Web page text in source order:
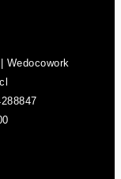
Wedocowork